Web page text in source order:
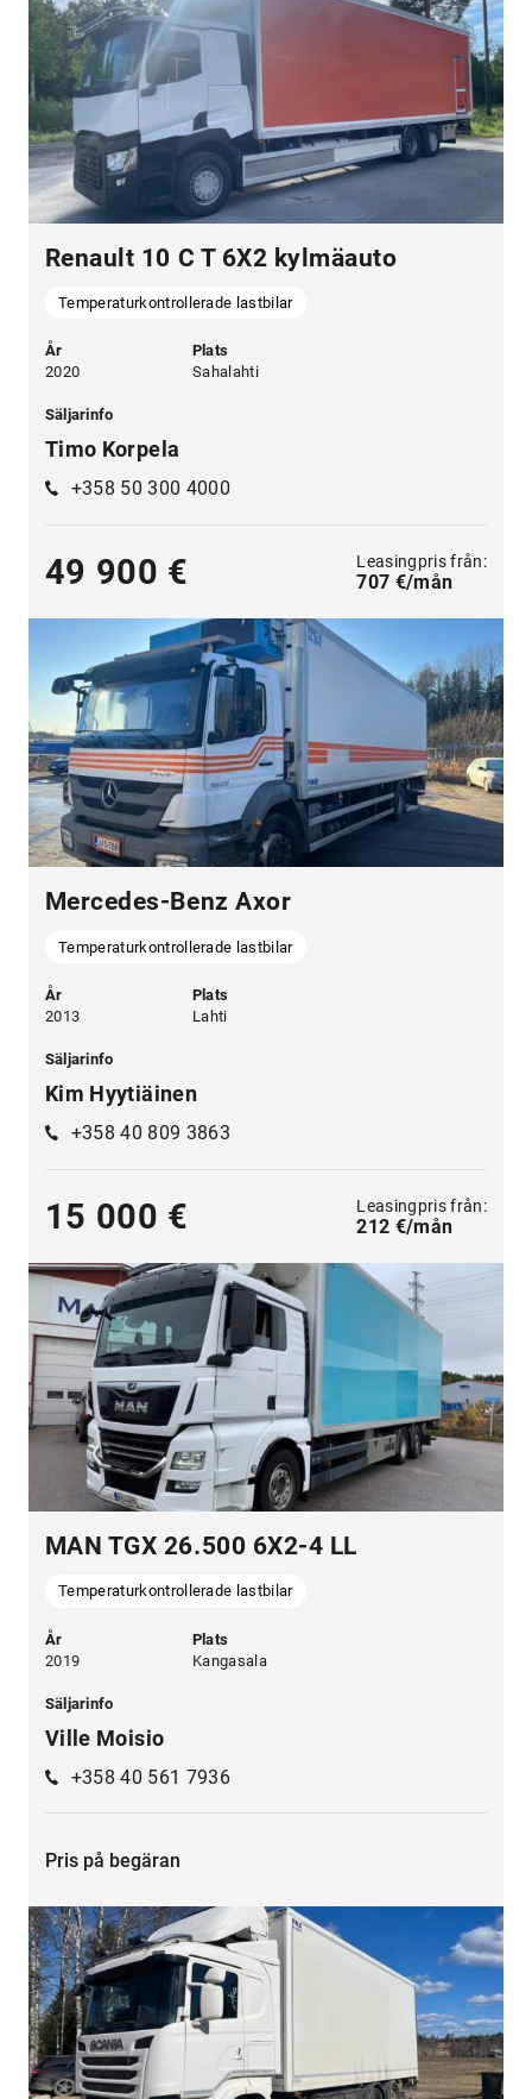
Renault 10 C T 6X2 kylmäauto
Temperaturkontrollerade lastbilar
År
2020
Plats
Sahalahti
Säljarinfo
Timo Korpela
+358 50 300 4000
49 900 € Leasingpris från:
707 €/mån
Mercedes-Benz Axor
Temperaturkontrollerade lastbilar
År
2013
Plats
Lahti
Säljarinfo
Kim Hyytiäinen
+358 40 809 3863
15 000 € Leasingpris från:
212 €/mån
MAN TGX 26.500 6X2-4 LL
Temperaturkontrollerade lastbilar
År
2019
Plats
Kangasala
Säljarinfo
Ville Moisio
+358 40 561 7936
Pris på begäran